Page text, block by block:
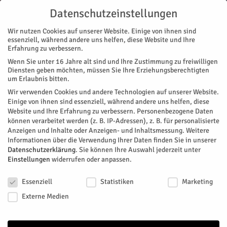
ALTENBURG BARMEN BOURHEIM BROICH DAUBENRATH
STETTERNICH Start Stadtteile Stetternich
Keine Beiträge vorhanden
NÄCHSTE VERANSTALTUNGEN
MO.
10
Senioren ins Netz: „Digitale Montagsrunde“
Mo.. 10. August | 10:00
Datenschutzeinstellungen
Wir nutzen Cookies auf unserer Website. Einige von ihnen sind
essenziell, während andere uns helfen, diese Website und Ihre
Erfahrung zu verbessern.
Wenn Sie unter 16 Jahre alt sind und Ihre Zustimmung zu freiwilligen
Diensten geben möchten, müssen Sie Ihre Erziehungsberechtigten
um Erlaubnis bitten.
Wir verwenden Cookies und andere Technologien auf unserer Website.
Einige von ihnen sind essenziell, während andere uns helfen, diese
Website und Ihre Erfahrung zu verbessern. Personenbezogene Daten
können verarbeitet werden (z. B. IP-Adressen), z. B. für personalisierte
Anzeigen und Inhalte oder Anzeigen- und Inhaltsmessung. Weitere
Informationen über die Verwendung Ihrer Daten finden Sie in unserer
Datenschutzerklärung. Sie können Ihre Auswahl jederzeit unter
Einstellungen widerrufen oder anpassen.
Essenziell
Statistiken
Marketing
Externe Medien